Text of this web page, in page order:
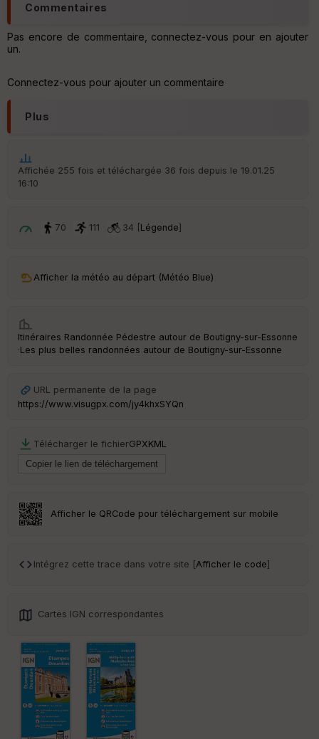
Commentaires
Pas encore de commentaire, connectez-vous pour en ajouter
un.
Connectez-vous pour ajouter un commentaire
Plus
Affichée 255 fois et téléchargée 36 fois depuis le 19.01.25
16:10
70 111 34 [Légende]
Afficher la météo au départ (Météo Blue)
Itinéraires Randonnée Pédestre autour de Boutigny-sur-Essonne
·Les plus belles randonnées autour de Boutigny-sur-Essonne
URL permanente de la page
https://www.visugpx.com/jy4khxSYQn
Télécharger le fichierGPXKML
Afficher le QRCode pour téléchargement sur mobile
Intégrez cette trace dans votre site [Afficher le code]
Cartes IGN correspondantes